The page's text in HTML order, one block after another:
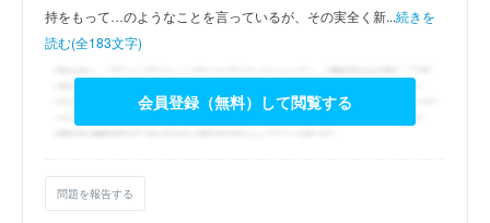
持をもって…のようなことを言っているが、その実全く新...続きを
読む(全183文字)
会員登録（無料）して閲覧する
問題を報告する